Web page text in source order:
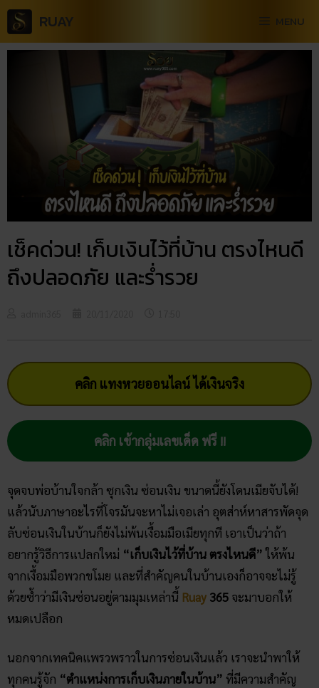
RUAY MENU
เช็คด่วน! เก็บเงินไว้ที่บ้าน​ ตรงไหนดี
ถึงปลอดภัย และร่ำรวย
คลิก แทงหวยออนไลน์ ได้เงินจริง
คลิก เข้ากลุ่มเลขเด็ด ฟรี !!
จุดจบพ่อบ้านใจกล้า ซุกเงิน ซ่อนเงิน ขนาดนี้ยังโดนเมียจับได้!
แล้วนับภาษาอะไรที่โจรมันจะหาไม่เจอเล่า อุตส่าห์หาสารพัดจุด
ลับซ่อนเงินในบ้านก็ยังไม่พ้นเงื้อมมือเมียทุกที เอาเป็นว่าถ้า
อยากรู้วิธีการแปลกใหม่ “เก็บเงินไว้ที่บ้าน ตรงไหนดี”ให้พ้น
จากเงื้อมมือพวกขโมย และที่สำคัญคนในบ้านเองก็อาจจะไม่รู้
ด้วยซ้ำว่ามีเงินซ่อนอยู่ตามมุมเหล่านี้ Ruay 365 จะมาบอกให้
หมดเปลือก
นอกจากเทคนิคแพรวพราวในการซ่อนเงินแล้ว เราจะนำพาให้
ทุกคนรู้จัก “ตำแหน่งการเก็บเงินภายในบ้าน” ที่มีความสำคัญ